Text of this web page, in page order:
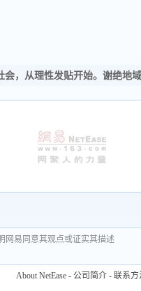
会，从理性发贴开始。谢绝地
网易同意其观点或证实其描述
About NetEase - 公司简介 - 联系方